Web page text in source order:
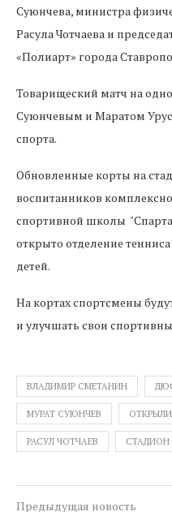
Суюнчева, министра
Расула Чотчаева и
«Полиарт» города
Товарищеский матч на
Суюнчевым и Маратом
спорта.
Обновленные корты на
воспитанников
спортивной школы
открыто отделение
детей.
На кортах спортсмены
и улучшать свои
ВЛАДИМИР СМЕТАНИН
МУРАТ СУЮНЧЕВ
РАСУЛ ЧОТЧАЕВ СТАДИОН
Предыдущая новость